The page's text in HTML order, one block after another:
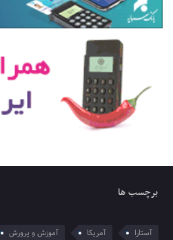
برچسب ها
آستارا آمریکا آموزش و پرورش